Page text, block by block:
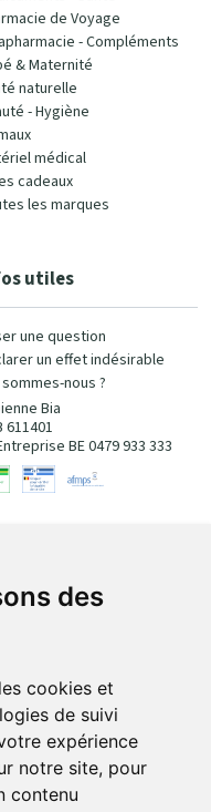
des
cookies et
de suivi
expérience
notre site, pour
contenu
de Voyage
- Compléments
& Maternité
naturelle
- Hygiène
médical
cadeaux
les marques
utiles
une question
un effet indésirable
nous ?
Bia
611401
BE 0479 933 333
sécurisé
et livraison